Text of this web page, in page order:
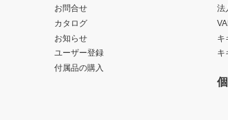
お問合せ
カタログ
お知らせ
ユーザー登録
付属品の購入
法
キ
キ